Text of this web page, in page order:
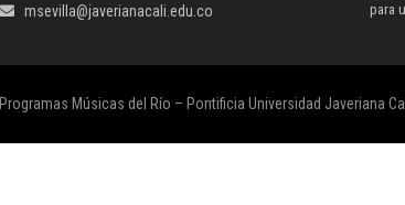
msevilla@javerianacali.edu.co
para
Programas Músicas del Río – Pontificia Universidad Javeriana